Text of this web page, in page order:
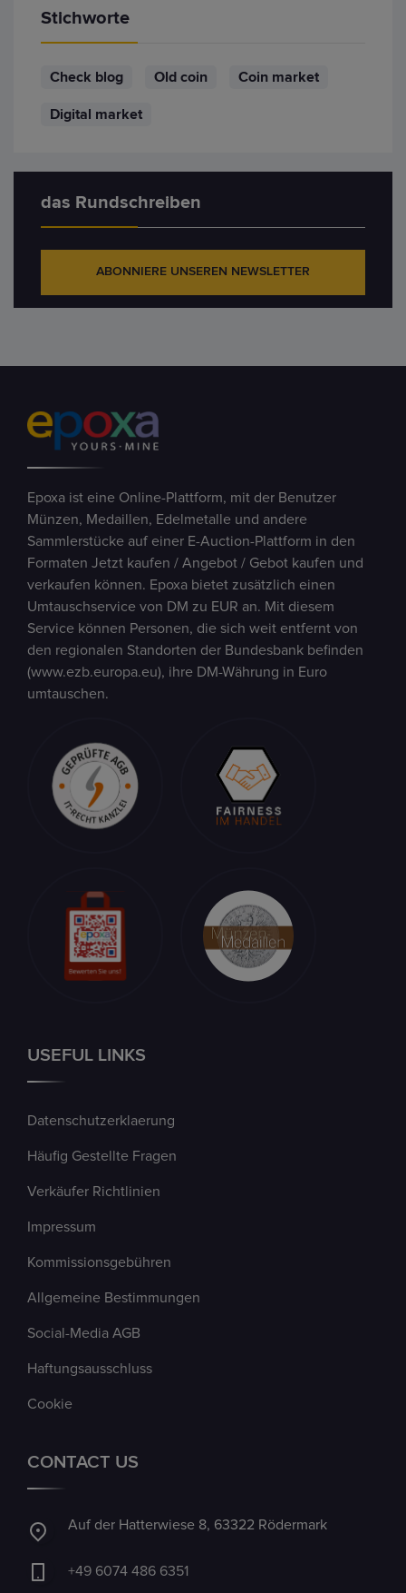
Stichworte
Check blog Old coin Coin market
Digital market
das Rundschreiben
ABONNIERE UNSEREN NEWSLETTER
Epoxa ist eine Online-Plattform, mit der Benutzer
Münzen, Medaillen, Edelmetalle und andere
Sammlerstücke auf einer E-Auction-Plattform in den
Formaten Jetzt kaufen / Angebot / Gebot kaufen und
verkaufen können. Epoxa bietet zusätzlich einen
Umtauschservice von DM zu EUR an. Mit diesem
Service können Personen, die sich weit entfernt von
den regionalen Standorten der Bundesbank befinden
(www.ezb.europa.eu), ihre DM-Währung in Euro
umtauschen.
USEFUL LINKS
Datenschutzerklaerung
Häufig Gestellte Fragen
Verkäufer Richtlinien
Impressum
Kommissionsgebühren
Allgemeine Bestimmungen
Social-Media AGB
Haftungsausschluss
Cookie
CONTACT US
Auf der Hatterwiese 8, 63322 Rödermark
+49 6074 486 6351